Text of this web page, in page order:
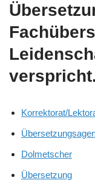
verspricht.
Korrektorat/
Dolmetscher
Übersetzung